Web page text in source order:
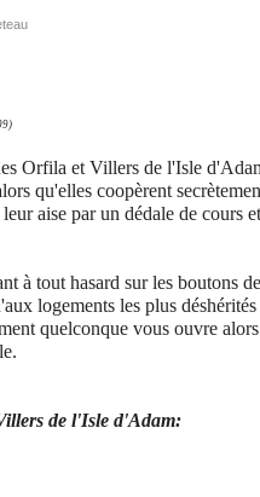
Orfila et Villers de l'Isle
qu'elles coopèrent
aise par un dédale de cours
à tout hasard sur les boutons
logements les plus
quelconque vous ouvre
de l'Isle d'Adam: